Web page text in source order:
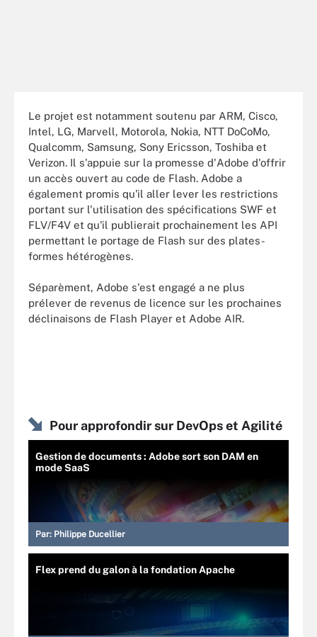
Le projet est notamment soutenu par ARM, Cisco,
Intel, LG, Marvell, Motorola, Nokia, NTT DoCoMo,
Qualcomm, Samsung, Sony Ericsson, Toshiba et
Verizon. Il s'appuie sur la promesse d'Adobe d'offrir
un accès ouvert au code de Flash. Adobe a
également promis qu'il aller lever les restrictions
portant sur l'utilisation des spécifications SWF et
FLV/F4V et qu'il publierait prochainement les API
permettant le portage de Flash sur des plates-
formes hétérogènes.
Séparèment, Adobe s'est engagé a ne plus
prélever de revenus de licence sur les prochaines
déclinaisons de Flash Player et Adobe AIR.
Pour approfondir sur DevOps et Agilité
Gestion de documents : Adobe sort son DAM en
mode SaaS
Par: Philippe Ducellier
Flex prend du galon à la fondation Apache